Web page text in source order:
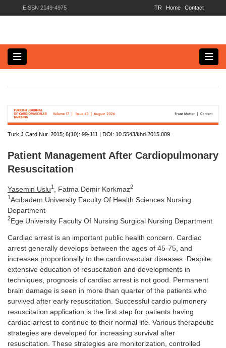
EISSN 2149-4975 Contact
Home
TR
Turk J Card Nur. 2015; 6(10): 99-111 | DOI: 10.5543/khd.2015.009
Patient Management After Cardiopulmonary
Resuscitation
Yasemin Uslu1 , Fatma Demir Korkmaz2
1 Acıbadem University Faculty Of Health Sciences Nursing
Department
2Ege University Faculty Of Nursing Surgical Nursing Department
Cardiac arrest is an important public health concern. Cardiac
arrest generally develops between the ages of 45-75, and
increases proportionally to the cardiovascular diseases. Despite
extensive education of resuscitation and developments in
techniques, prognosis of cardiac arrest is not good. Permanent
brain damage is seen in more than quarter of the patients who
survived after early resuscitation. Successful cardio pulmonery
resuscitation application is the first step for patients having
cardiac arrest to continue to their normal life. Various therapeutic
strategies are developed for increasing survival after
resuscitation. These strategies are monitorization, controlled